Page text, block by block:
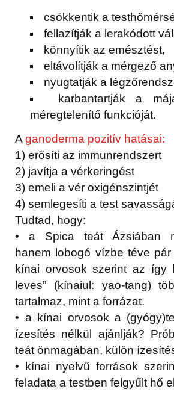
csökkentik a
fellazítják a lerakódott
könnyítik az emésztést,
eltávolítják a mérgező
nyugtatják a
karbantartják a
méregtelenítő funkcióját.
Aganoderma pozitív hatásai:
1) erősíti az immunrendszert
2) javítja a vérkeringést
3) emeli avér oxigénszintjét
4) semlegesíti a test
Tudtad, hogy:
• a Spica teát Ázsiában
hanem lobogó vízbe téve
kínai orvosok szerint az így
leves” (kínaiul: yao-tang)
tartalmaz, mint a forrázat.
• a kínai orvosok a
ízesítés nélkül ajánlják?
teát önmagában, külön
• kínai nyelvű források
feladata a testben felgyűlt hő